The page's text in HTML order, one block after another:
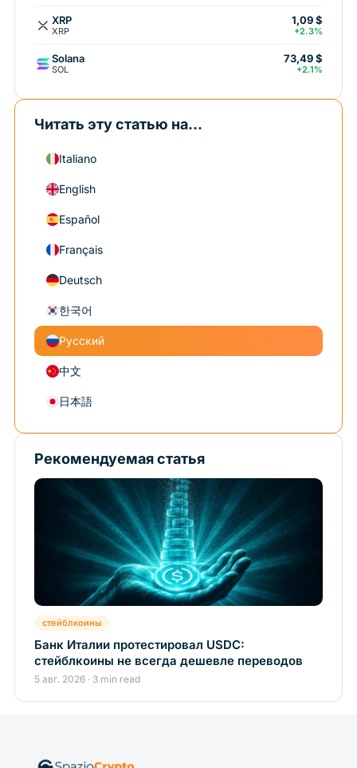
XRP
XRP
1,09 $
+2.3%
Solana
SOL
73,49 $
+2.1%
Читать эту статью на...
Italiano
English
Español
Français
Deutsch
한국어
Русский
中文
日本語
Рекомендуемая статья
стейблкоины
Банк Италии протестировал USDC:
стейблкоины не всегда дешевле переводов
5 авг. 2026 · 3 min read